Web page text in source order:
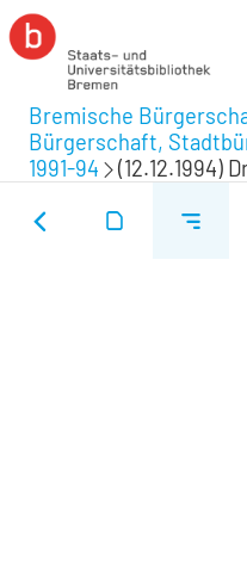
Bremische
Bürgerschaft,
1991-94
(12.12.1994)